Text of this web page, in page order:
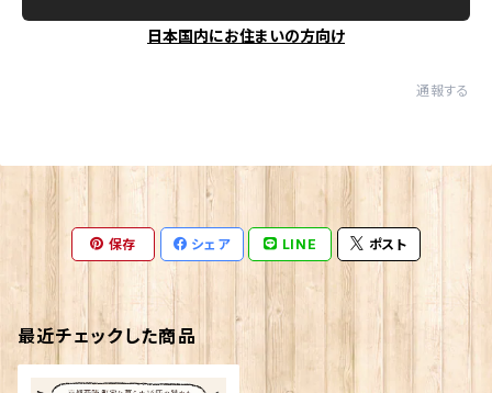
日本国内にお住まいの方向け
通報する
保存 シェア LINE ポスト
最近チェックした商品